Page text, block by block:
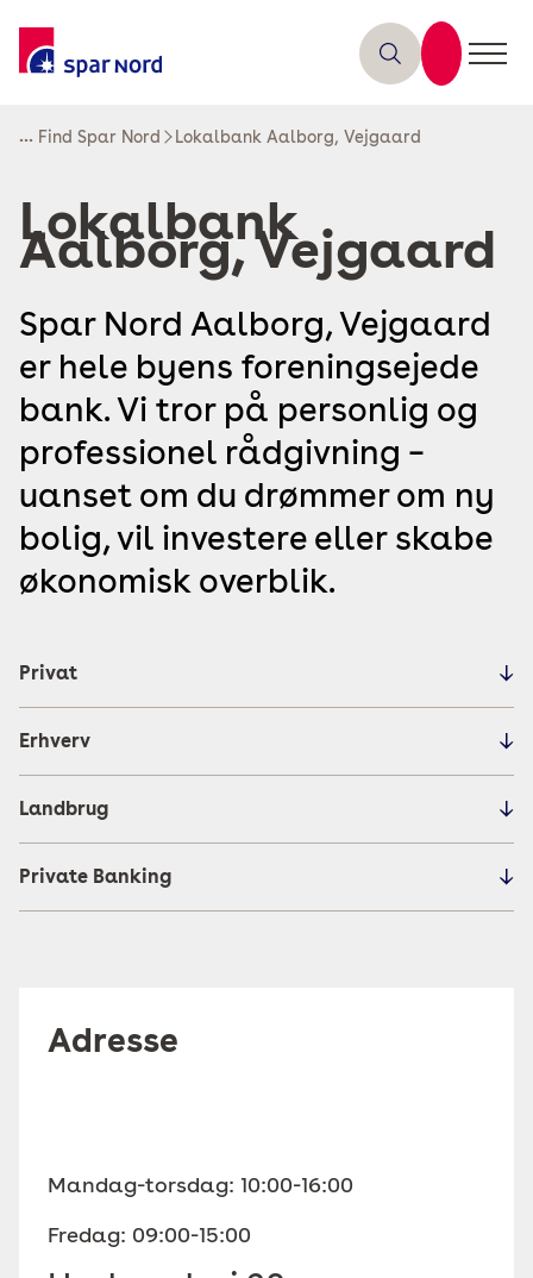
... Find Spar Nord Lokalbank Aalborg, Vejgaard
Lokalbank
Aalborg, Vejgaard
Spar Nord Aalborg, Vejgaard
er hele byens foreningsejede
bank. Vi tror på personlig og
professionel rådgivning –
uanset om du drømmer om ny
bolig, vil investere eller skabe
økonomisk overblik.
Privat
Erhverv
Landbrug
Private Banking
Adresse
Mandag-torsdag: 10:00-16:00
Fredag: 09:00-15:00